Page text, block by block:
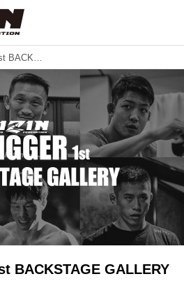
RIZIN TRIGGER 1st BACKSTAGE GALLERY
BACKSTAGE GALLERY